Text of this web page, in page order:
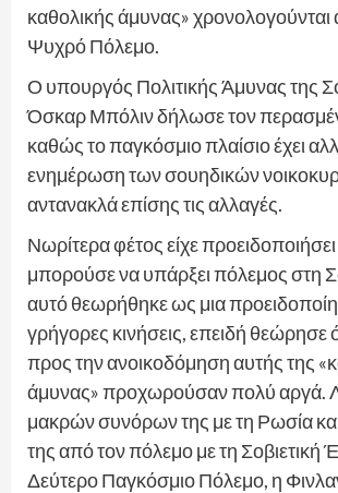
καθολικής άμυνας» χρονολογούνται
Ψυχρό Πόλεμο.
Ο υπουργός Πολιτικής Άμυνας της
Όσκαρ Μπόλιν δήλωσε τον
καθώς το παγκόσμιο πλαίσιο έχει
ενημέρωση των σουηδικών
αντανακλά επίσης τις αλλαγές.
Νωρίτερα φέτος είχε προειδοποιήσει
μπορούσε να υπάρξει πόλεμος στη
αυτό θεωρήθηκε ως μια
γρήγορες κινήσεις, επειδή θεώρησε
προς την ανοικοδόμηση αυτής της
άμυνας» προχωρούσαν πολύ αργά.
μακρών συνόρων της με τη Ρωσία και
της από τον πόλεμο με τη Σοβιετική
Δεύτερο Παγκόσμιο Πόλεμο, η